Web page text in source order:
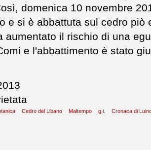
domenica 10 novembre
e si è abbattuta sul cedro piò
aumentato il rischio di una
e l'abbattimento è stato
Cedro del Libano Maltempo g.i. Cronaca di